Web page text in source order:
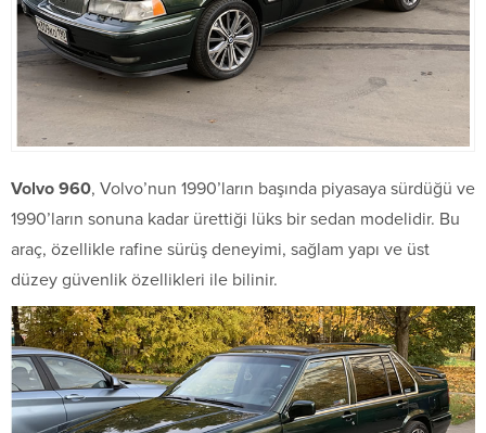
Volvo 960, Volvo’nun 1990’ların başında piyasaya sürdüğü ve
1990’ların sonuna kadar ürettiği lüks bir sedan modelidir. Bu
araç, özellikle rafine sürüş deneyimi, sağlam yapı ve üst
düzey güvenlik özellikleri ile bilinir.